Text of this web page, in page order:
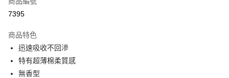
Apple Pay
PayMe
WeChat Pay
7395
商品特色
迅速吸收不回滲
特有超薄棉柔質感
無香型